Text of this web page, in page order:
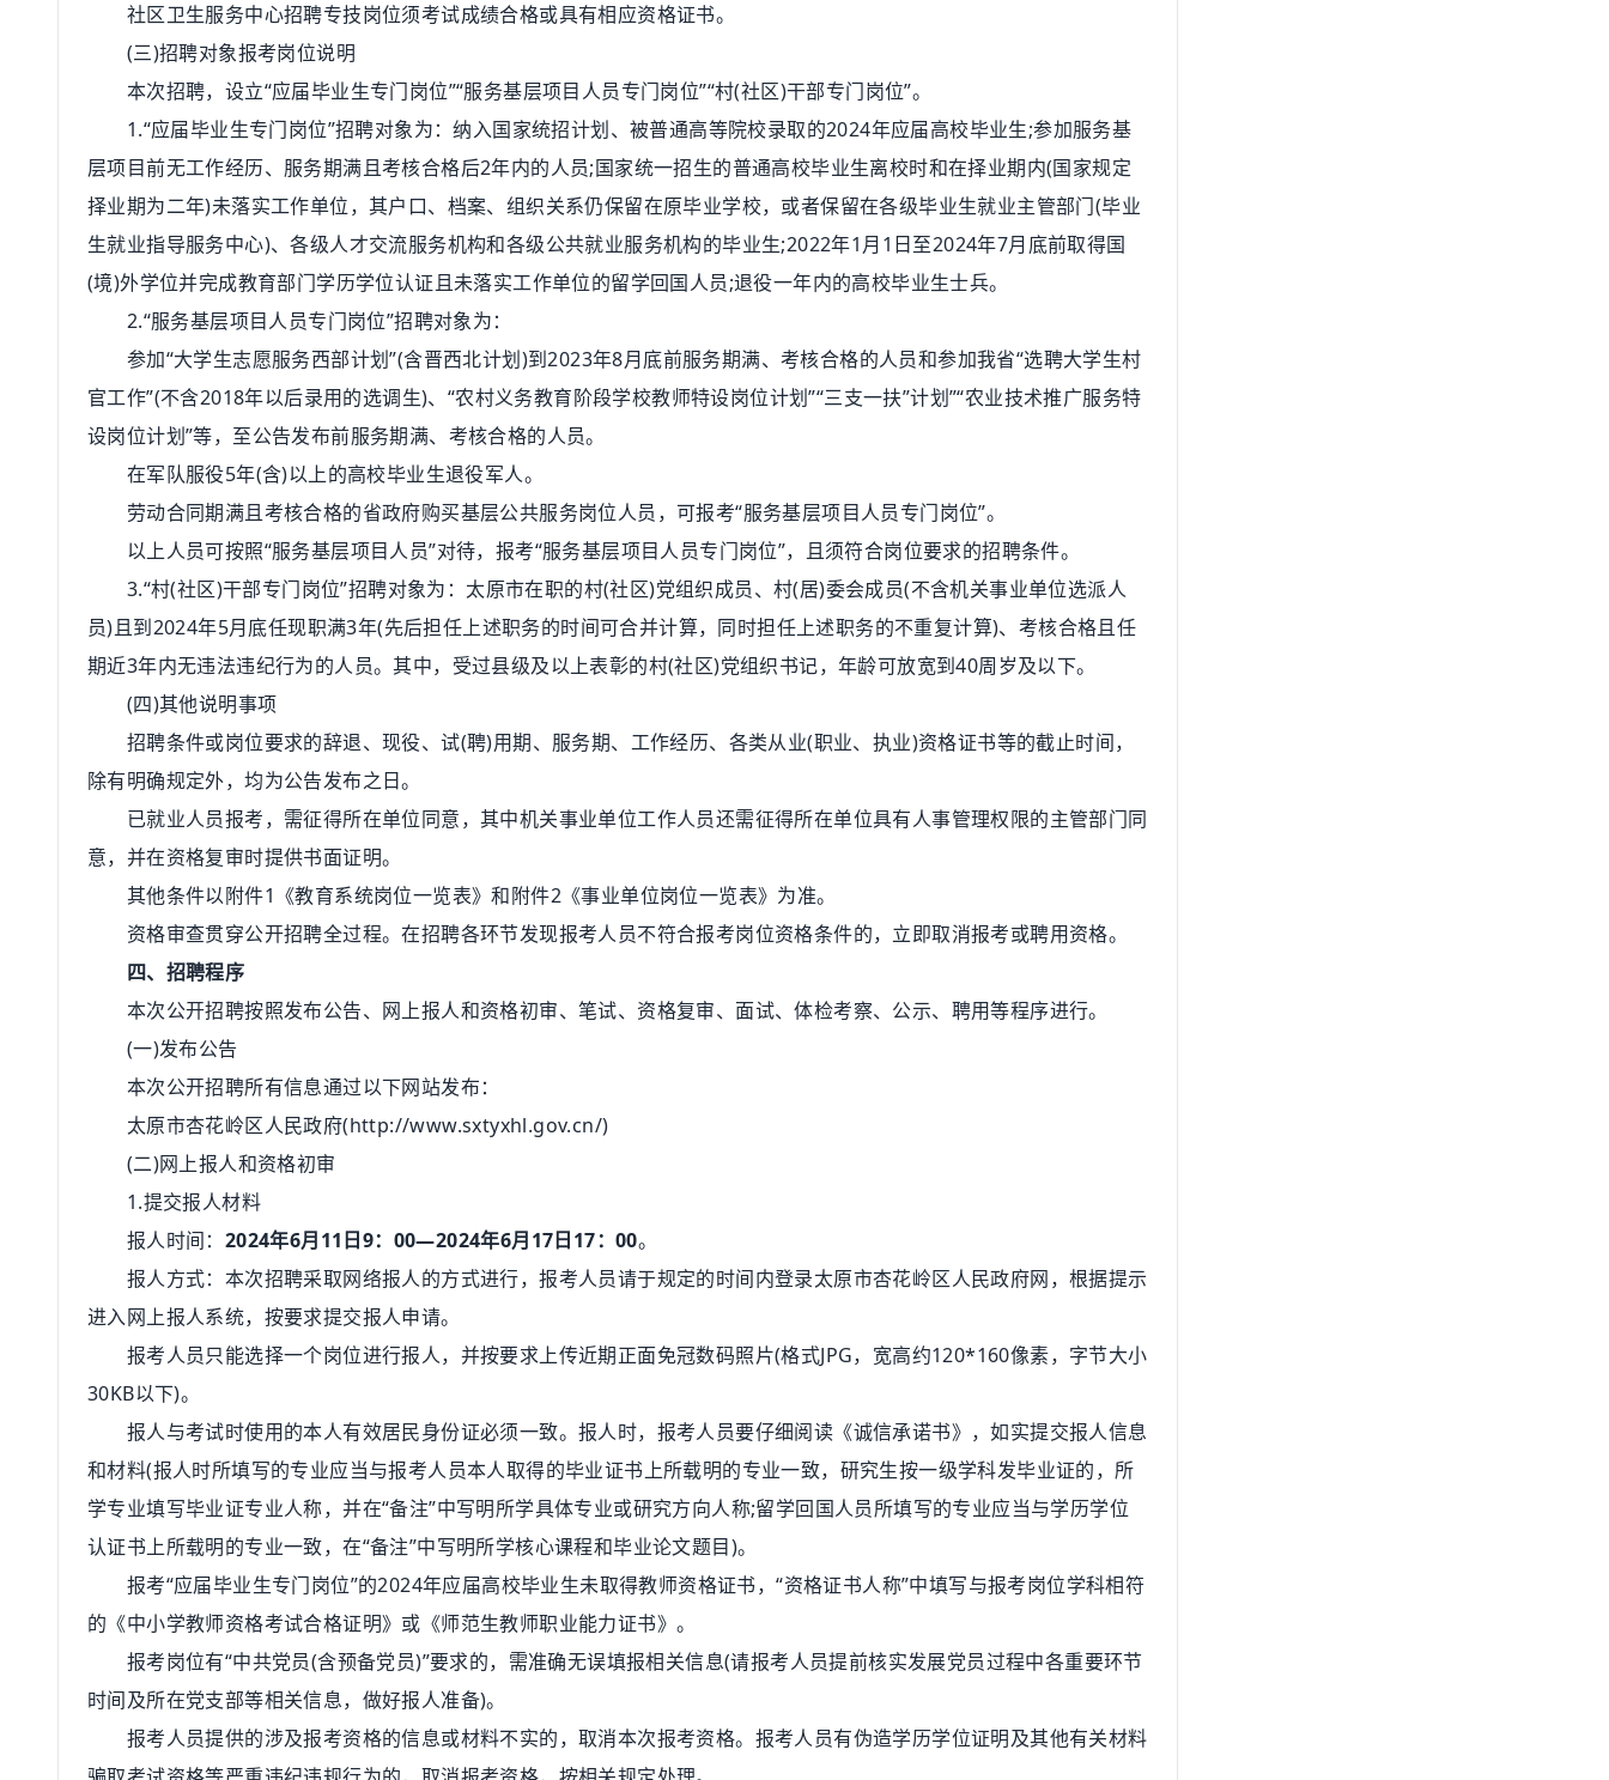
社区卫生服务中心招聘专技岗位须考试成绩合格或具有相应资格证书。
(三)招聘对象报考岗位说明
本次招聘，设立“应届毕业生专门岗位”“服务基层项目人员专门岗位”“村(社区)干部专门岗位”。
1.“应届毕业生专门岗位”招聘对象为：纳入国家统招计划、被普通高等院校录取的2024年应届高校毕业生;参加服务基
层项目前无工作经历、服务期满且考核合格后2年内的人员;国家统一招生的普通高校毕业生离校时和在择业期内(国家规定
择业期为二年)未落实工作单位，其户口、档案、组织关系仍保留在原毕业学校，或者保留在各级毕业生就业主管部门(毕业
生就业指导服务中心)、各级人才交流服务机构和各级公共就业服务机构的毕业生;2022年1月1日至2024年7月底前取得国
(境)外学位并完成教育部门学历学位认证且未落实工作单位的留学回国人员;退役一年内的高校毕业生士兵。
2.“服务基层项目人员专门岗位”招聘对象为：
参加“大学生志愿服务西部计划”(含晋西北计划)到2023年8月底前服务期满、考核合格的人员和参加我省“选聘大学生村
官工作”(不含2018年以后录用的选调生)、“农村义务教育阶段学校教师特设岗位计划”“三支一扶”计划”“农业技术推广服务特
设岗位计划”等，至公告发布前服务期满、考核合格的人员。
在军队服役5年(含)以上的高校毕业生退役军人。
劳动合同期满且考核合格的省政府购买基层公共服务岗位人员，可报考“服务基层项目人员专门岗位”。
以上人员可按照“服务基层项目人员”对待，报考“服务基层项目人员专门岗位”，且须符合岗位要求的招聘条件。
3.“村(社区)干部专门岗位”招聘对象为：太原市在职的村(社区)党组织成员、村(居)委会成员(不含机关事业单位选派人
员)且到2024年5月底任现职满3年(先后担任上述职务的时间可合并计算，同时担任上述职务的不重复计算)、考核合格且任
期近3年内无违法违纪行为的人员。其中，受过县级及以上表彰的村(社区)党组织书记，年龄可放宽到40周岁及以下。
(四)其他说明事项
招聘条件或岗位要求的辞退、现役、试(聘)用期、服务期、工作经历、各类从业(职业、执业)资格证书等的截止时间，
除有明确规定外，均为公告发布之日。
已就业人员报考，需征得所在单位同意，其中机关事业单位工作人员还需征得所在单位具有人事管理权限的主管部门同
意，并在资格复审时提供书面证明。
其他条件以附件1《教育系统岗位一览表》和附件2《事业单位岗位一览表》为准。
资格审查贯穿公开招聘全过程。在招聘各环节发现报考人员不符合报考岗位资格条件的，立即取消报考或聘用资格。
四、招聘程序
本次公开招聘按照发布公告、网上报人和资格初审、笔试、资格复审、面试、体检考察、公示、聘用等程序进行。
(一)发布公告
本次公开招聘所有信息通过以下网站发布：
太原市杏花岭区人民政府(http://www.sxtyxhl.gov.cn/)
(二)网上报人和资格初审
1.提交报人材料
报人时间： 2024年6月11日9：00—2024年6月17日17：00。
报人方式：本次招聘采取网络报人的方式进行，报考人员请于规定的时间内登录太原市杏花岭区人民政府网，根据提示
进入网上报人系统，按要求提交报人申请。
报考人员只能选择一个岗位进行报人，并按要求上传近期正面免冠数码照片(格式JPG，宽高约120*160像素，字节大小
30KB以下)。
报人与考试时使用的本人有效居民身份证必须一致。报人时，报考人员要仔细阅读《诚信承诺书》，如实提交报人信息
和材料(报人时所填写的专业应当与报考人员本人取得的毕业证书上所载明的专业一致，研究生按一级学科发毕业证的，所
学专业填写毕业证专业人称，并在“备注”中写明所学具体专业或研究方向人称;留学回国人员所填写的专业应当与学历学位
认证书上所载明的专业一致，在“备注”中写明所学核心课程和毕业论文题目)。
报考“应届毕业生专门岗位”的2024年应届高校毕业生未取得教师资格证书，“资格证书人称”中填写与报考岗位学科相符
的《中小学教师资格考试合格证明》或《师范生教师职业能力证书》。
报考岗位有“中共党员(含预备党员)”要求的，需准确无误填报相关信息(请报考人员提前核实发展党员过程中各重要环节
时间及所在党支部等相关信息，做好报人准备)。
报考人员提供的涉及报考资格的信息或材料不实的，取消本次报考资格。报考人员有伪造学历学位证明及其他有关材料